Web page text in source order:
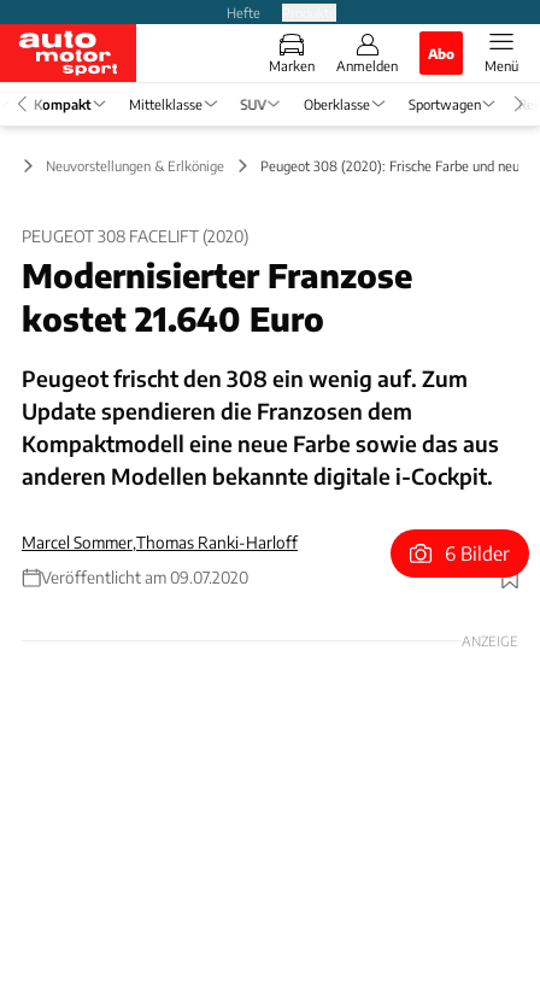
Hefte
Marken Anmelden
Abo
Menü
Kompakt Mittelklasse SUV Oberklasse Sportwagen
Neuvorstellungen & Erlkönige Peugeot 308 (2020): Frische Farbe und neues
PEUGEOT 308 FACELIFT (2020)
Modernisierter Franzose
kostet 21.640 Euro
Peugeot frischt den 308 ein wenig auf. Zum
Update spendieren die Franzosen dem
Kompaktmodell eine neue Farbe sowie das aus
anderen Modellen bekannte digitale i-Cockpit.
Marcel Sommer,Thomas Ranki-Harloff
Veröffentlicht am 09.07.2020
Foto: Peugeot
6 Bilder
ANZEIGE